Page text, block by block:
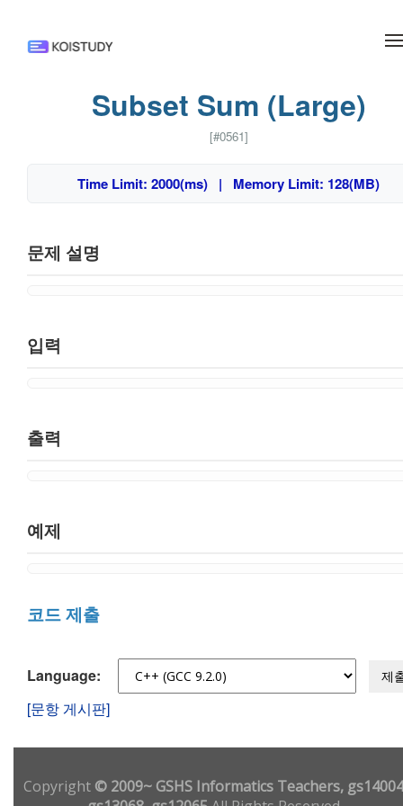
Subset Sum (Large)
[#0561]
Time Limit: 2000(ms) | Memory Limit: 128(MB)
문제 설명
입력
출력
예제
코드 제출
Language: 제
[문항 게시판]
Copyright© 2009~ GSHS Informatics Teachers,